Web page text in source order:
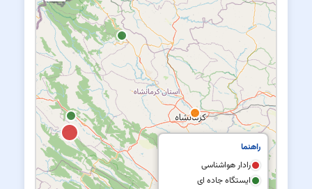
راهنما
رادار هواشناسی
ایستگاه جاده ای